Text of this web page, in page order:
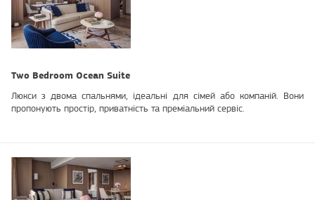
Two Bedroom Ocean Suite
Люкси з двома спальнями, ідеальні для сімей або компаній. Вони
пропонують простір, приватність та преміальний сервіс.